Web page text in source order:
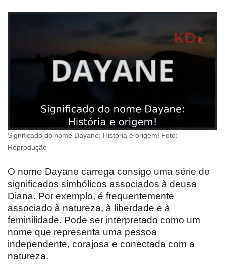
Significado do nome Dayane: História e origem! Foto:
Reprodução
O nome Dayane carrega consigo uma série de
significados simbólicos associados à deusa
Diana. Por exemplo, é frequentemente
associado à natureza, à liberdade e à
feminilidade. Pode ser interpretado como um
nome que representa uma pessoa
independente, corajosa e conectada com a
natureza.